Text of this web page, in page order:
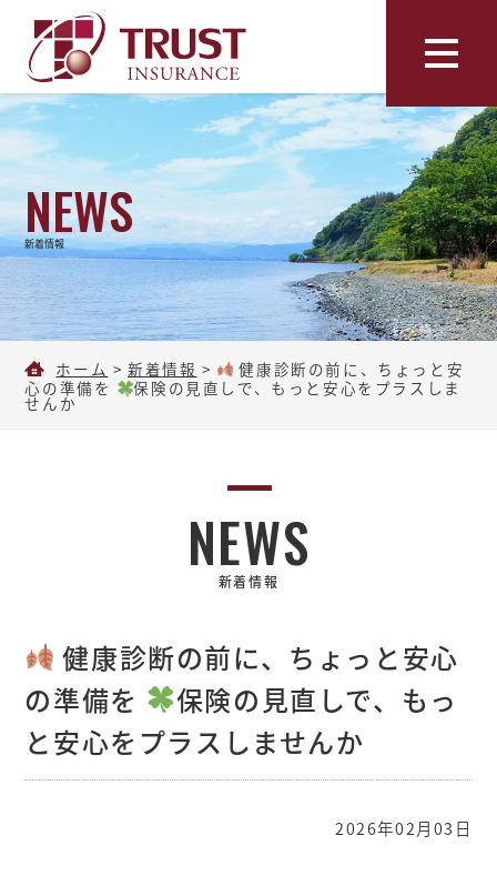
NEWS
新着情報
ホーム >新着情報 >
健康診断の前に、ちょっと安
心の準備を
保険の見直しで、もっと安心をプラスしま
せんか
NEWS
新着情報
健康診断の前に、ちょっと安心
の準備を
保険の見直しで、もっ
と安心をプラスしませんか
2026年02月03日